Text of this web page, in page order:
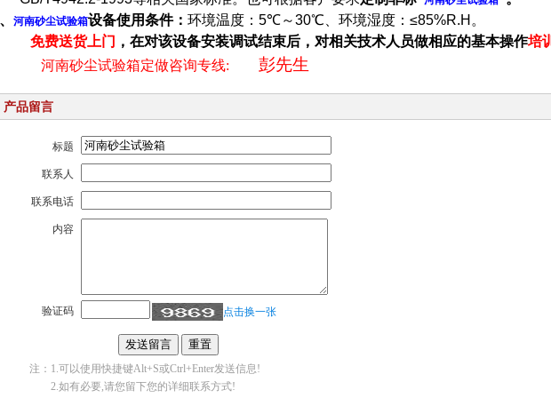
河南砂尘试验箱设备使用条件： 环境温度： 5℃～30℃ 、环境湿度： ≤85%R.H 。
免费送货上门 ，在对该设备安装调试结束后，对相关技术人员做相应的基本操作培训
河南砂尘试验箱定做咨询专线: 彭先生
产品留言
标题
联系人
联系电话
内容
验证码 点击换一张
注：1.可以使用快捷键Alt+S或Ctrl+Enter发送信息!
2.如有必要,请您留下您的详细联系方式!